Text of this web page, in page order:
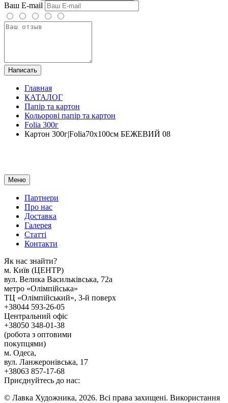
Ваш E-mail
Написать
Главная
КАТАЛОГ
Папір та картон
Кольорові папір та картон
Folia 300г
Картон 300г|Folia70х100см БЕЖЕВИЙ 08
Меню
Партнери
Про нас
Доставка
Галерея
Статтi
Контакти
Як наc знайти?
м. Киïв (ЦЕНТР)
вул. Велика Васильківська, 72а
метро «Олімпійська»
ТЦ «Олімпійський», 3-й поверх
+38044 593-26-05
Центральний офіс
+38050 348-01-38
(робота з оптовими
покупцями)
м. Одеса,
вул. Ланжеронівська, 17
+38063 857-17-68
Приєднуйтесь до нас:
© Лавка Художника, 2026. Всі права захищені. Використання